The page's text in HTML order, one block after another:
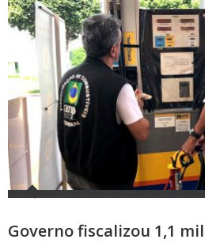
Governo fiscalizou 1,1